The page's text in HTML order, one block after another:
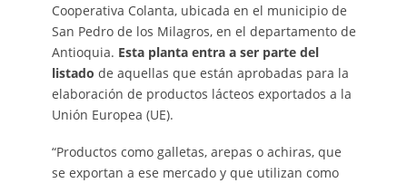
Cooperativa Colanta, ubicada en el municipio de
San Pedro de los Milagros, en el departamento de
Antioquia. Esta planta entra a ser parte del
listado de aquellas que están aprobadas para la
elaboración de productos lácteos exportados a la
Unión Europea (UE).
“Productos como galletas, arepas o achiras, que
se exportan a ese mercado y que utilizan como